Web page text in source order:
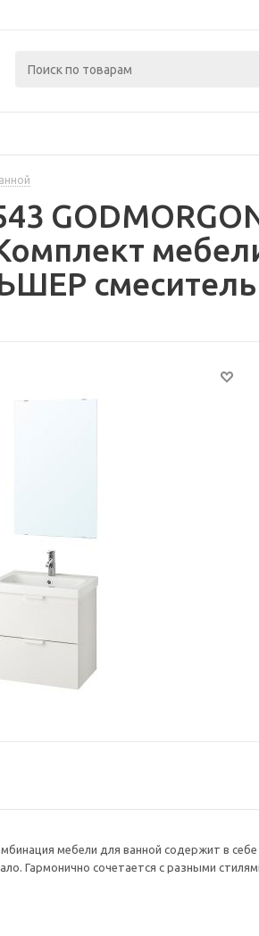
смеситель
мебели для ванной содержит в
Гармонично сочетается с разными